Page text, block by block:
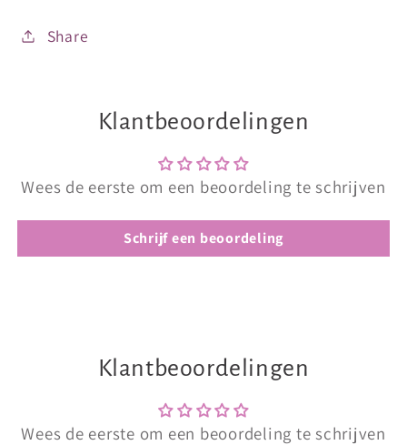
Share
Klantbeoordelingen
Wees de eerste om een beoordeling te schrijven
Schrijf een beoordeling
Klantbeoordelingen
Wees de eerste om een beoordeling te schrijven